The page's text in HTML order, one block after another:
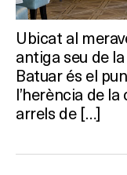
Ubicat al
antiga seu de
Batuar és el
l’herència de
arrels de […]